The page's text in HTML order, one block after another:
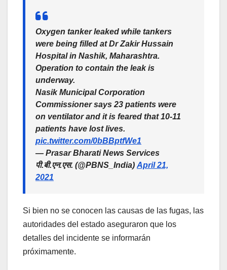
Oxygen tanker leaked while tankers
were being filled at Dr Zakir Hussain
Hospital in Nashik, Maharashtra.
Operation to contain the leak is
underway.
Nasik Municipal Corporation
Commissioner says 23 patients were
on ventilator and it is feared that 10-11
patients have lost lives.
pic.twitter.com/0bBBptfWe1
— Prasar Bharati News Services
पी.बी.एन.एस. (@PBNS_India) April 21,
2021
Si bien no se conocen las causas de las fugas, las
autoridades del estado aseguraron que los
detalles del incidente se informarán
próximamente.